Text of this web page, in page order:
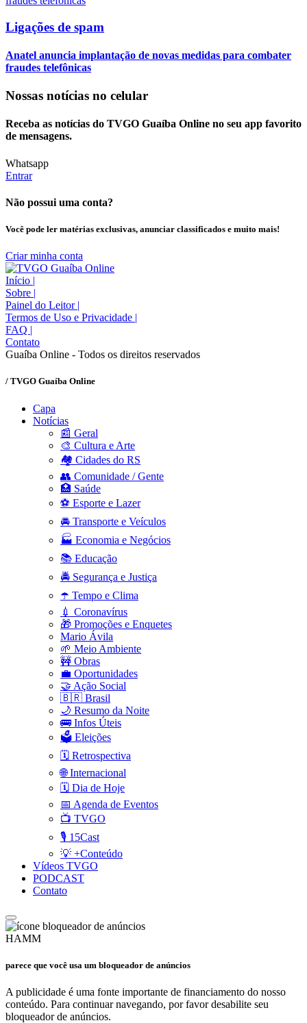
Ligações de spam
Anatel anuncia implantação de novas medidas para combater
fraudes telefônicas
Nossas notícias no celular
Receba as notícias do TVGO Guaíba Online no seu app favorito
de mensagens.
Whatsapp
Entrar
Não possui uma conta?
Você pode ler matérias exclusivas, anunciar classificados e muito mais!
Criar minha conta
Início |
Sobre |
Painel do Leitor |
Termos de Uso e Privacidade |
FAQ |
Contato
Guaíba Online - Todos os direitos reservados
/ TVGO Guaíba Online
Capa
Notícias
📰 Geral
🎨 Cultura e Arte
🏘️ Cidades do RS
👥 Comunidade / Gente
🏥 Saúde
⚽ Esporte e Lazer
🚘 Transporte e Veículos
🏭 Economia e Negócios
📚 Educação
🚔 Segurança e Justiça
☂️ Tempo e Clima
💉 Coronavírus
🎁 Promoções e Enquetes
Mario Ávila
🌱 Meio Ambiente
🚧 Obras
💼 Oportunidades
🤝 Ação Social
🇧🇷 Brasil
🌙 Resumo da Noite
🚌 Infos Úteis
🗳️ Eleições
🗓️ Retrospectiva
🌐 Internacional
🗓️ Dia de Hoje
📅 Agenda de Eventos
📺 TVGO
🎙️ 15Cast
💡 +Conteúdo
Vídeos TVGO
PODCAST
Contato
HAMM
parece que você usa um bloqueador de anúncios
A publicidade é uma fonte importante de financiamento do nosso
conteúdo. Para continuar navegando, por favor desabilite seu
bloqueador de anúncios.